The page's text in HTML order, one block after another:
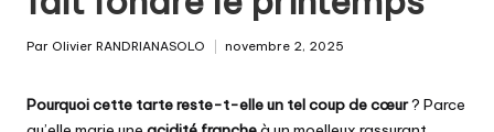
Par Olivier RANDRIANASOLO novembre 2, 2025
Pourquoi cette tarte reste-t-elle un tel coup de cœur? Parce